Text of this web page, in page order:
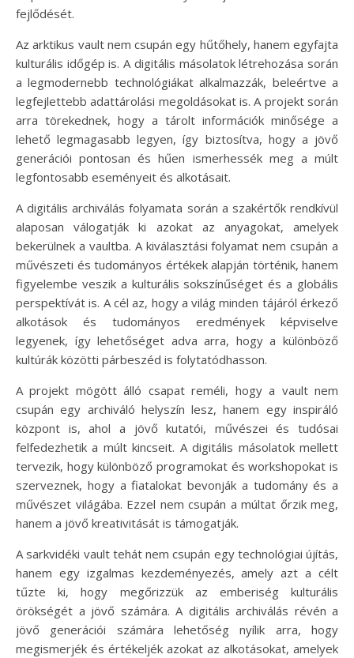
fejlődését.
Az arktikus vault nem csupán egy hűtőhely, hanem egyfajta
kulturális időgép is. A digitális másolatok létrehozása során
a legmodernebb technológiákat alkalmazzák, beleértve a
legfejlettebb adattárolási megoldásokat is. A projekt során
arra törekednek, hogy a tárolt információk minősége a
lehető legmagasabb legyen, így biztosítva, hogy a jövő
generációi pontosan és hűen ismerhessék meg a múlt
legfontosabb eseményeit és alkotásait.
A digitális archiválás folyamata során a szakértők rendkívül
alaposan válogatják ki azokat az anyagokat, amelyek
bekerülnek a vaultba. A kiválasztási folyamat nem csupán a
művészeti és tudományos értékek alapján történik, hanem
figyelembe veszik a kulturális sokszínűséget és a globális
perspektívát is. A cél az, hogy a világ minden tájáról érkező
alkotások és tudományos eredmények képviselve
legyenek, így lehetőséget adva arra, hogy a különböző
kultúrák közötti párbeszéd is folytatódhasson.
A projekt mögött álló csapat reméli, hogy a vault nem
csupán egy archiváló helyszín lesz, hanem egy inspiráló
központ is, ahol a jövő kutatói, művészei és tudósai
felfedezhetik a múlt kincseit. A digitális másolatok mellett
tervezik, hogy különböző programokat és workshopokat is
szerveznek, hogy a fiatalokat bevonják a tudomány és a
művészet világába. Ezzel nem csupán a múltat őrzik meg,
hanem a jövő kreativitását is támogatják.
A sarkvidéki vault tehát nem csupán egy technológiai újítás,
hanem egy izgalmas kezdeményezés, amely azt a célt
tűzte ki, hogy megőrizzük az emberiség kulturális
örökségét a jövő számára. A digitális archiválás révén a
jövő generációi számára lehetőség nyílik arra, hogy
megismerjék és értékeljék azokat az alkotásokat, amelyek